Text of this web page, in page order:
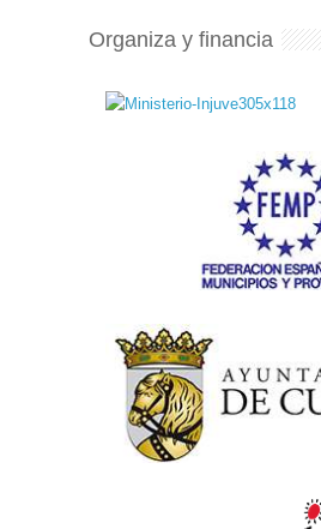
Organiza y financia